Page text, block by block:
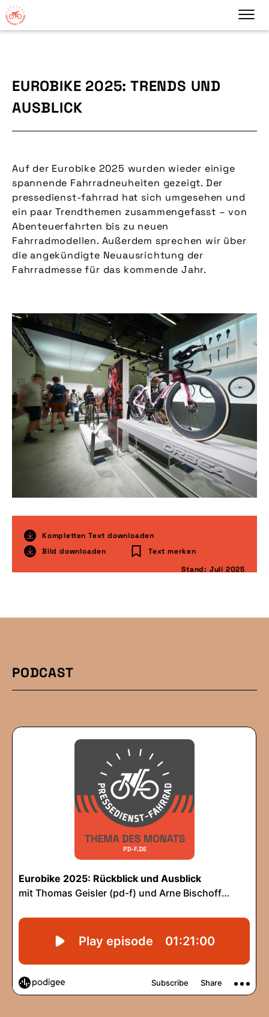
EUROBIKE 2025: TRENDS UND
AUSBLICK
Auf der Eurobike 2025 wurden wieder einige
spannende Fahrradneuheiten gezeigt. Der
pressedienst-fahrrad hat sich umgesehen und
ein paar Trendthemen zusammengefasst – von
Abenteuerfahrten bis zu neuen
Fahrradmodellen. Außerdem sprechen wir über
die angekündigte Neuausrichtung der
Fahrradmesse für das kommende Jahr.
Kompletten Text downloaden
Bild downloaden
Text merken
Stand: Juli 2025
PODCAST